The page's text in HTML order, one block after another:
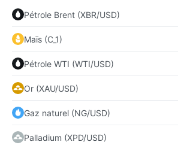
Pétrole Brent (XBR/USD)
Maïs (C_1)
Pétrole WTI (WTI/USD)
Or (XAU/USD)
Gaz naturel (NG/USD)
Palladium (XPD/USD)